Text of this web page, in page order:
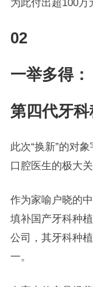
为此付出超100万
02
一举多得：
第四代牙
此次“换新”的对
口腔医生的极大关
作为家喻户晓的
填补国产牙科种
公司，其牙科种
一。